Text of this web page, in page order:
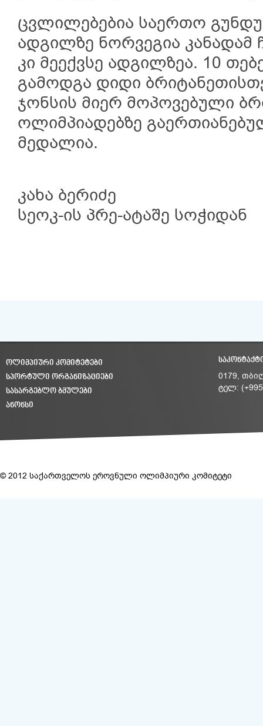
ცვლილებებია საერთო
ადგილზე ნორვეგია
კი მეექვსე ადგილზეა. 10
გამოდგა დიდი
ჯონსის მიერ მოპოვებული
ოლიმპიადებზე
მედალია.
კახა ბერიძე
სეოკ-ის პრე-ატაშე სოჭიდან
ᲝᲚᲘᲛᲞᲘᲣᲠᲘ ᲙᲝᲛᲘᲢᲔᲢᲔᲑᲘ
ᲡᲞᲝᲠᲢᲣᲚᲘ ᲝᲠᲒᲐᲜᲘᲖᲐᲪᲘᲔᲑᲘ
ᲡᲐᲡᲐᲠᲒᲔᲑᲚᲝ ᲑᲛᲣᲚᲔᲑᲘ
ᲐᲜᲝᲜᲡᲘ
0179,
ტელ: (+995
© 2012 საქართველოს ეროვნული ოლიმპიური კომიტეტი